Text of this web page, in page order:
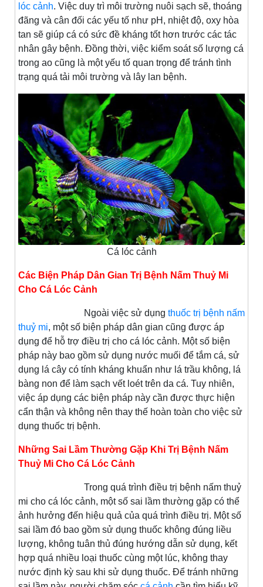
lóc cảnh. Việc duy trì môi trường nuôi sạch sẽ, thoáng
đãng và cân đối các yếu tố như pH, nhiệt độ, oxy hòa
tan sẽ giúp cá có sức đề kháng tốt hơn trước các tác
nhân gây bệnh. Đồng thời, việc kiểm soát số lượng cá
trong ao cũng là một yếu tố quan trọng để tránh tình
trạng quá tải môi trường và lây lan bệnh.
Cá lóc cảnh
Các Biện Pháp Dân Gian Trị Bệnh Nấm Thuỷ Mi
Cho Cá Lóc Cảnh
Ngoài việc sử dụng thuốc trị bệnh nấm
thuỷ mi, một số biện pháp dân gian cũng được áp
dụng để hỗ trợ điều trị cho cá lóc cảnh. Một số biện
pháp này bao gồm sử dụng nước muối để tắm cá, sử
dụng lá cây có tính kháng khuẩn như lá trầu không, lá
bàng non để làm sạch vết loét trên da cá. Tuy nhiên,
việc áp dụng các biện pháp này cần được thực hiện
cẩn thận và không nên thay thế hoàn toàn cho việc sử
dụng thuốc trị bệnh.
Những Sai Lầm Thường Gặp Khi Trị Bệnh Nấm
Thuỷ Mi Cho Cá Lóc Cảnh
Trong quá trình điều trị bệnh nấm thuỷ
mi cho cá lóc cảnh, một số sai lầm thường gặp có thể
ảnh hưởng đến hiệu quả của quá trình điều trị. Một số
sai lầm đó bao gồm sử dụng thuốc không đúng liều
lượng, không tuân thủ đúng hướng dẫn sử dụng, kết
hợp quá nhiều loại thuốc cùng một lúc, không thay
nước định kỳ sau khi sử dụng thuốc. Để tránh những